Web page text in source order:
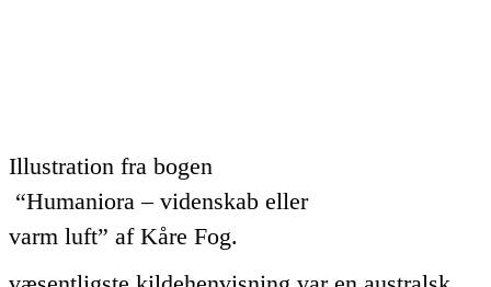
Illustration fra bogen
“Humaniora – videnskab eller
varm luft” af Kåre Fog.